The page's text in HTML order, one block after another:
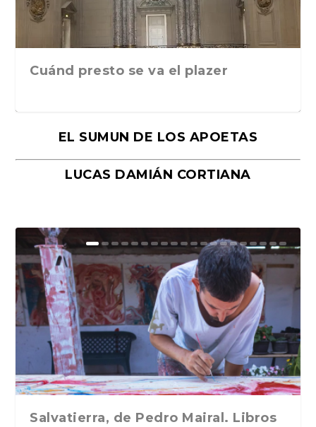
Cuánd presto se va el plazer
Moral, de Lyra Ekström Lindbäck.
Traducción de Car...
Revolución, de Hugo Gonçalves.
Libros del Asteroid...
«La música ha sido el gran amor de
mi vida». Esthe...
«El barman del Ritz», de Philippe
Collin. Traducci...
Mañanas de editorial, noches de
Bocaccio
EL SUMUN DE LOS APOETAS
LUCAS DAMIÁN CORTIANA
Salvatierra, de Pedro Mairal. Libros